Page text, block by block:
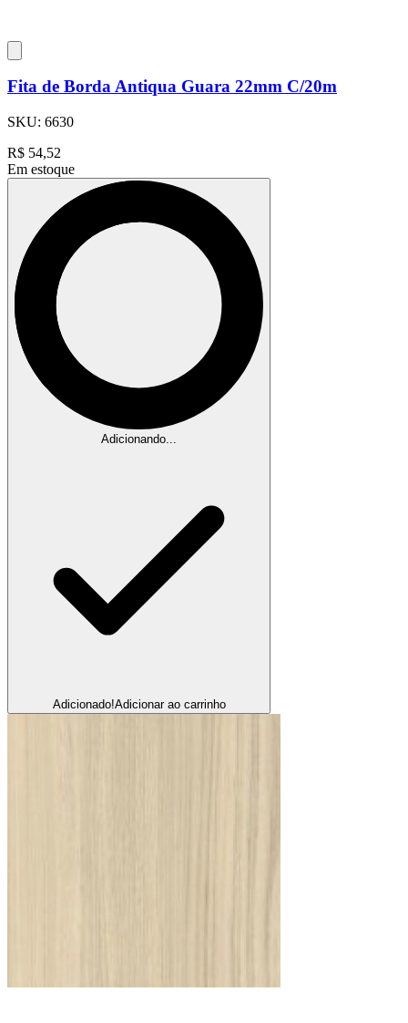
Fita de Borda Antiqua Guara 22mm C/20m
SKU: 6630
R$ 54,52
Em estoque
Adicionando...
Adicionado!Adicionar ao carrinho